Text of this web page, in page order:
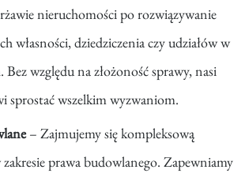
nieruchomości po rozwiązywanie
własności, dziedziczenia czy udziałów w
względu na złożoność sprawy, nasi
sprostać wszelkim wyzwaniom.
– Zajmujemy się kompleksową
zakresie prawa budowlanego. Zapewniamy